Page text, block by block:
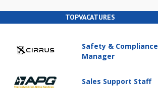
TOPVACATURES
Safety & Compliance
Manager
Sales Support Staff